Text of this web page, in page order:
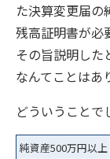
た決算変更届の
残高証明書が必
その旨説明した
なんてことはあ
どういうことで
純資産500万円以上